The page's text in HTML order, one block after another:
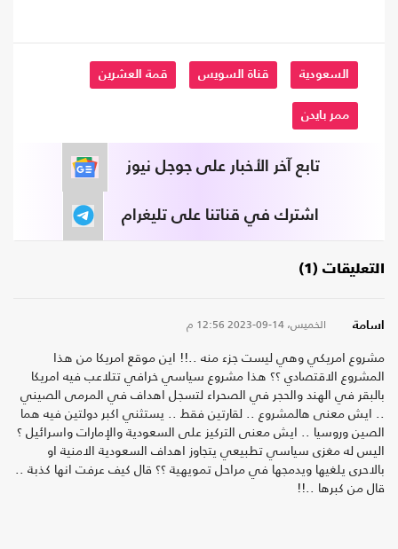
السعودية قناة السويس قمة العشرين
ممر بايدن
تابع آخر الأخبار على جوجل نيوز
اشترك في قناتنا على تليغرام
التعليقات (1)
اسامة الخميس، 14-09-2023 12:56 م
مشروع امريكي وهي ليست جزء منه ..!! اين موقع امريكا من هذا
المشروع الاقتصادي ؟؟ هذا مشروع سياسي خرافي تتلاعب فيه امريكا
بالبقر في الهند والحجر في الصحراء لتسجل اهداف في المرمى الصيني
.. ايش معنى هالمشروع .. لقارتين فقط .. يستثني اكبر دولتين فيه هما
الصين وروسيا .. ايش معنى التركيز على السعودية والإمارات واسرائيل ؟
اليس له مغزى سياسي تطبيعي يتجاوز اهداف السعودية الامنية او
بالاحرى يلغيها ويدمجها في مراحل تمويهية ؟؟ قال كيف عرفت انها كذبة ..
قال من كبرها ..!!